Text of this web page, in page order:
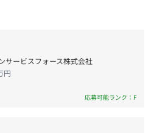
町駅」A3出口より徒歩5分
人形町駅 」A2出口より徒歩5分
2番出口より徒歩5分
は業務の都合により各々の自
しております。 2024年に
営業向けサポートツール「F
制度は社員の声から作成・
提案しやすい風土であり、
の環境を整えられるように
、年功序列ではなく、ひと
サービスフォース株式会社
円
応募可能ランク：F